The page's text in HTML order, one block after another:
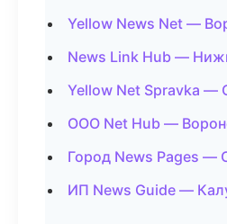
Yellow News Net —
News Link Hub —
Yellow Net Spravka —
ООО Net Hub —
Город News Pages —
ИП News Guide —